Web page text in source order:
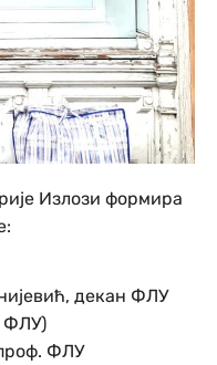
Излози формира
декан ФЛУ
ФЛУ)
ФЛУ